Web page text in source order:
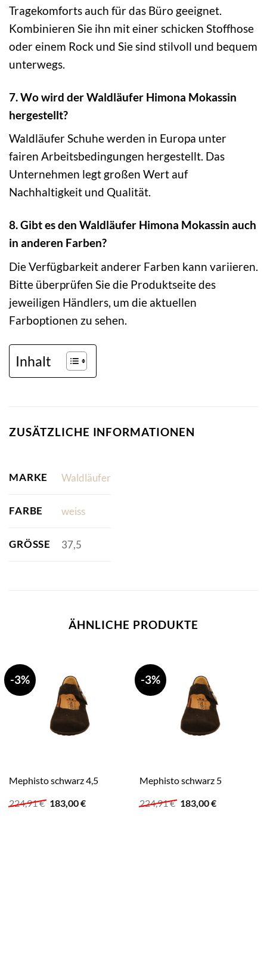
Tragekomforts auch für das Büro geeignet.
Kombinieren Sie ihn mit einer schicken Stoffhose
oder einem Rock und Sie sind stilvoll und bequem
unterwegs.
7. Wo wird der Waldläufer Himona Mokassin
hergestellt?
Waldläufer Schuhe werden in Europa unter
fairen Arbeitsbedingungen hergestellt. Das
Unternehmen legt großen Wert auf
Nachhaltigkeit und Qualität.
8. Gibt es den Waldläufer Himona Mokassin auch
in anderen Farben?
Die Verfügbarkeit anderer Farben kann variieren.
Bitte überprüfen Sie die Produktseite des
jeweiligen Händlers, um die aktuellen
Farboptionen zu sehen.
Inhalt
ZUSÄTZLICHE INFORMATIONEN
MARKE Waldläufer
FARBE weiss
GRÖSSE 37,5
ÄHNLICHE PRODUKTE
-3%
Mephisto schwarz 4,5
224,91€ Ursprünglicher
Preis
183,00€Aktueller
-3%
Mephisto schwarz 5
224,91€ Ursprünglicher
Preis
183,00€Aktueller